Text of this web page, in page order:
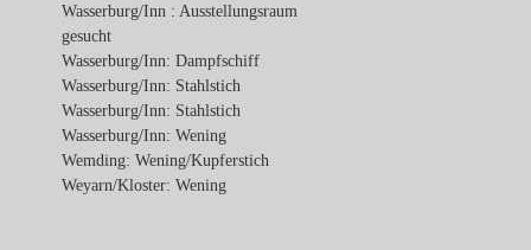
Wasserburg/Inn : Ausstellungsraum
gesucht
Wasserburg/Inn: Dampfschiff
Wasserburg/Inn: Stahlstich
Wasserburg/Inn: Stahlstich
Wasserburg/Inn: Wening
Wemding: Wening/Kupferstich
Weyarn/Kloster: Wening